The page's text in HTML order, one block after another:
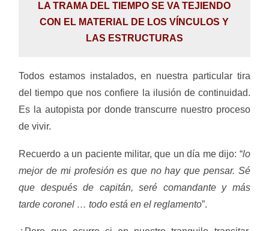
LA TRAMA DEL TIEMPO SE VA TEJIENDO
CON EL MATERIAL DE LOS VÍNCULOS Y
LAS ESTRUCTURAS
Todos estamos instalados, en nuestra particular tira
del tiempo que nos confiere la ilusión de continuidad.
Es la autopista por donde transcurre nuestro proceso
de vivir.
Recuerdo a un paciente militar, que un día me dijo: “lo
mejor de mi profesión es que no hay que pensar. Sé
que después de capitán, seré comandante y más
tarde coronel … todo está en el reglamento”.